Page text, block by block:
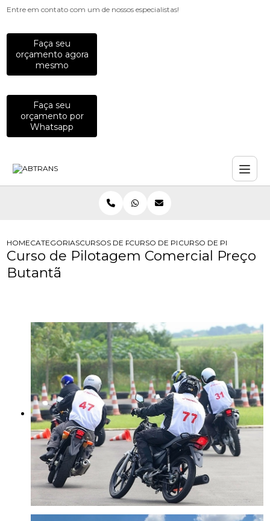
Entre em contato com um de nossos especialistas!
Faça seu
orçamento agora
mesmo
Faça seu
orçamento por
Whatsapp
HOMECATEGORIASCURSOS DE PILOTAGEMCURSO DE PILOTAGEM AUTOMOTIVA
CURSO DE PILOTAGEM
Curso de Pilotagem Comercial Preço
Butantã